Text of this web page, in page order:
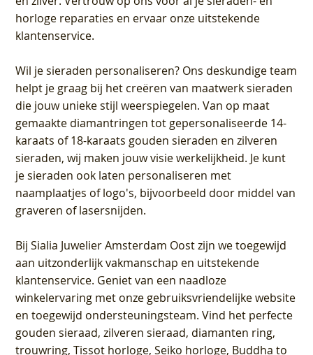
horloge reparaties en ervaar onze uitstekende
klantenservice.
Wil je sieraden personaliseren? Ons deskundige team
helpt je graag bij het creëren van maatwerk sieraden
die jouw unieke stijl weerspiegelen. Van op maat
gemaakte diamantringen tot gepersonaliseerde 14-
karaats of 18-karaats gouden sieraden en zilveren
sieraden, wij maken jouw visie werkelijkheid. Je kunt
je sieraden ook laten personaliseren met
naamplaatjes of logo's, bijvoorbeeld door middel van
graveren of lasersnijden.
BijSialia Juwelier Amsterdam Oostzijn we toegewijd
aan uitzonderlijk vakmanschap en uitstekende
klantenservice. Geniet van een naadloze
winkelervaring met onze gebruiksvriendelijke website
en toegewijd ondersteuningsteam. Vind het perfecte
gouden sieraad, zilveren sieraad, diamanten ring,
trouwring, Tissot horloge, Seiko horloge, Buddha to